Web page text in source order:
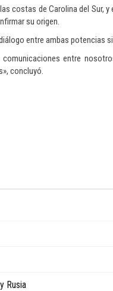
costas de Carolina del Sur,
su origen.
entre ambas potencias
entre
concluyó.
Rusia